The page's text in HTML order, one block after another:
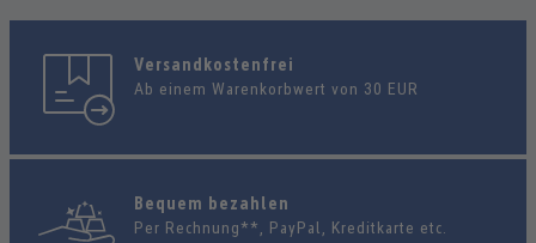
Versandkostenfrei
Ab einem Warenkorbwert von 30 EUR
Bequem bezahlen
Per Rechnung**, PayPal, Kreditkarte etc.